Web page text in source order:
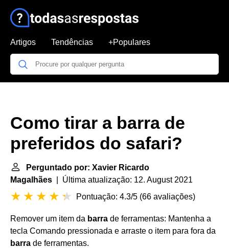
Artigos Tendências +Populares
Como tirar a barra de
preferidos do safari?
Perguntado por: Xavier Ricardo
Magalhães | Última atualização: 12. August 2021
Pontuação: 4.3/5 (66 avaliações)
Remover um item da barra de ferramentas: Mantenha a
tecla Comando pressionada e arraste o item para fora da
barra de ferramentas.